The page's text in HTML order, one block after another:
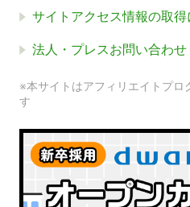
サイトアクセス情報の取得
法人・プレスお問い合わせ
※本サイトはアフィリエイトプロ
す